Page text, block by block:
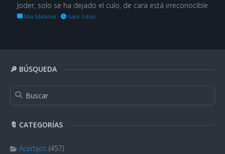
🔎 BÚSQUEDA
🔖 CATEGORÍAS
Acertijos (457)
Joder, solo se ha dejado el culo, de cara está irreconocible
Mia Malkova · hace 3 días